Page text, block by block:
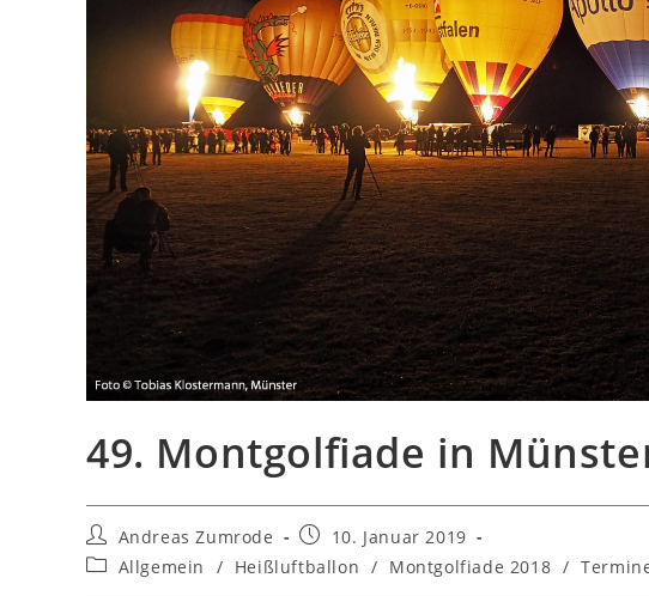
49. Montgolfiade in
Beitrags-
Autor:
Andreas Zumrode
Beitrag
veröffentlicht:
10. Januar 2019
Beitrags-
Allgemein / Heißluftballon / Montgolfiade 2018 /